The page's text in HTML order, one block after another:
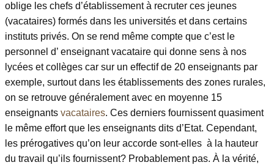
oblige les chefs d’établissement à recruter ces jeunes
(vacataires) formés dans les universités et dans certains
instituts privés. On se rend même compte que c’est le
personnel d’ enseignant vacataire qui donne sens à nos
lycées et collèges car sur un effectif de 20 enseignants par
exemple, surtout dans les établissements des zones rurales,
on se retrouve généralement avec en moyenne 15
enseignants vacataires. Ces derniers fournissent quasiment
le même effort que les enseignants dits d’Etat. Cependant,
les prérogatives qu’on leur accorde sont-elles à la hauteur
du travail qu’ils fournissent? Probablement pas. À la vérité,